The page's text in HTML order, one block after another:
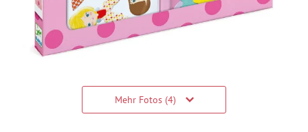
Mehr Fotos (4)